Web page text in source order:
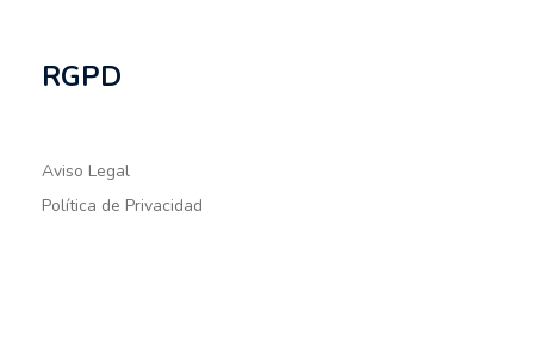
RGPD
Aviso Legal
Política de Privacidad